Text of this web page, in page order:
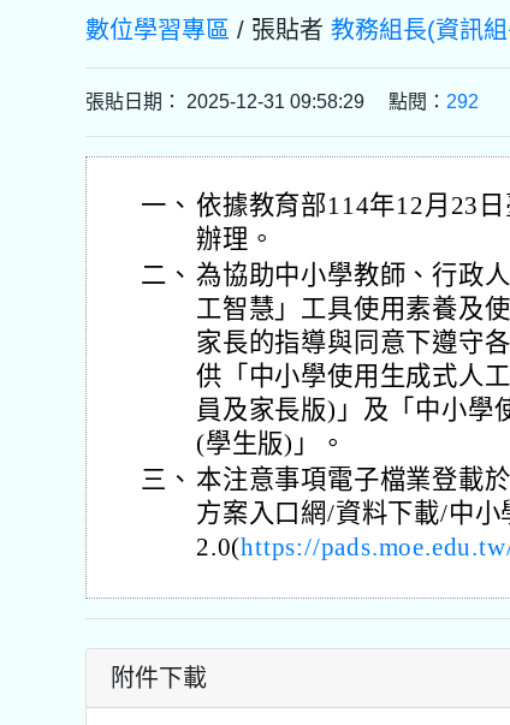
數位學習專區 / 張貼者 教務組長(資訊
張貼日期： 2025-12-31 09:58:29 點閱： 292
一、 依據教育部114年12月23
辦理。
二、 為協助中小學教師、行政
工智慧」工具使用素養及
家長的指導與同意下遵守
供「中小學使用生成式人
員及家長版)」及「中小學
(學生版)」。
三、 本注意事項電子檔業登載
方案入口網/資料下載/中
2.0(https://
附件下載